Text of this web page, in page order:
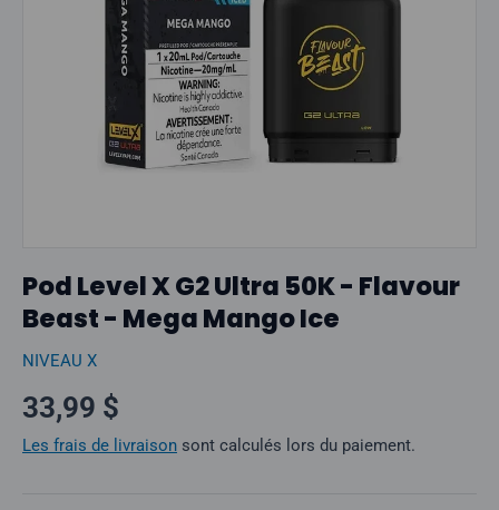
Pod Level X G2 Ultra 50K - Flavour
Beast - Mega Mango Ice
NIVEAU X
Prix normal
33,99 $
Les frais de livraison sont calculés lors du paiement.